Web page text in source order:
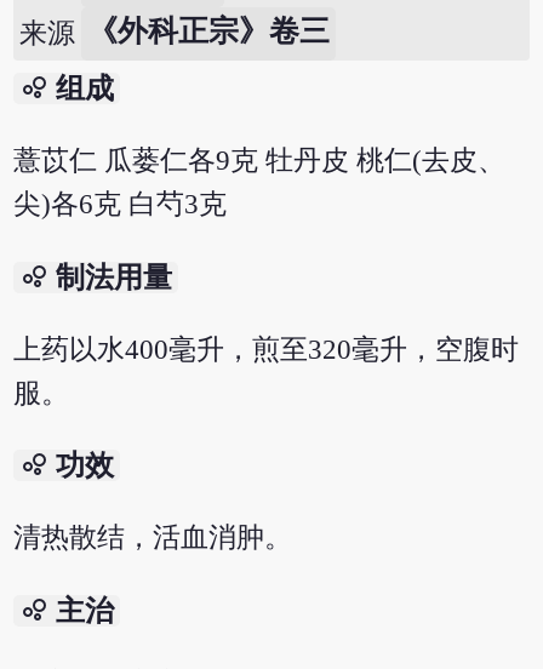
来源 《外科正宗》卷三
bubble_chart 组成
薏苡仁 瓜蒌仁各9克 牡丹皮 桃仁(去皮、
尖)各6克 白芍3克
bubble_chart 制法用量
上药以水400毫升，煎至320毫升，空腹时
服。
bubble_chart 功效
清热散结，活血消肿。
bubble_chart 主治